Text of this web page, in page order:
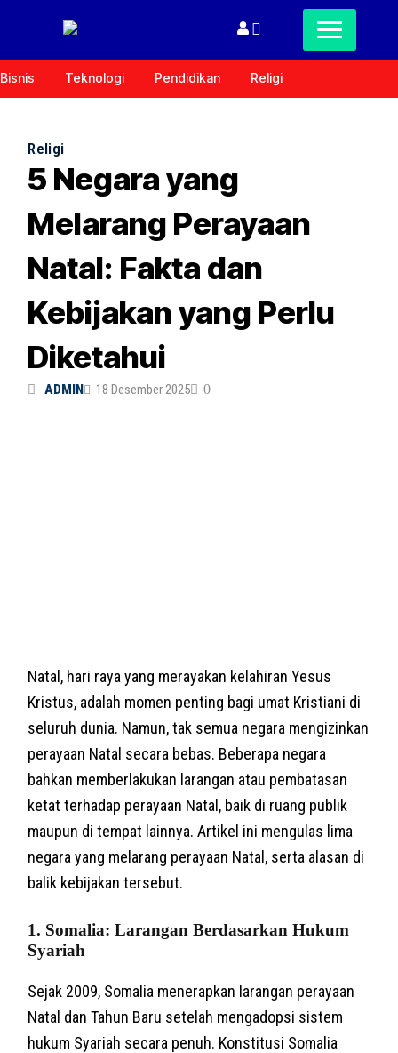
Bisnis Teknologi Pendidikan Religi
Religi
5 Negara yang
Melarang Perayaan
Natal: Fakta dan
Kebijakan yang Perlu
Diketahui
ADMIN 18 Desember 2025 0
Natal, hari raya yang merayakan kelahiran Yesus
Kristus, adalah momen penting bagi umat Kristiani di
seluruh dunia. Namun, tak semua negara mengizinkan
perayaan Natal secara bebas. Beberapa negara
bahkan memberlakukan larangan atau pembatasan
ketat terhadap perayaan Natal, baik di ruang publik
maupun di tempat lainnya. Artikel ini mengulas lima
negara yang melarang perayaan Natal, serta alasan di
balik kebijakan tersebut.
1. Somalia: Larangan Berdasarkan Hukum
Syariah
Sejak 2009, Somalia menerapkan larangan perayaan
Natal dan Tahun Baru setelah mengadopsi sistem
hukum Syariah secara penuh. Konstitusi Somalia